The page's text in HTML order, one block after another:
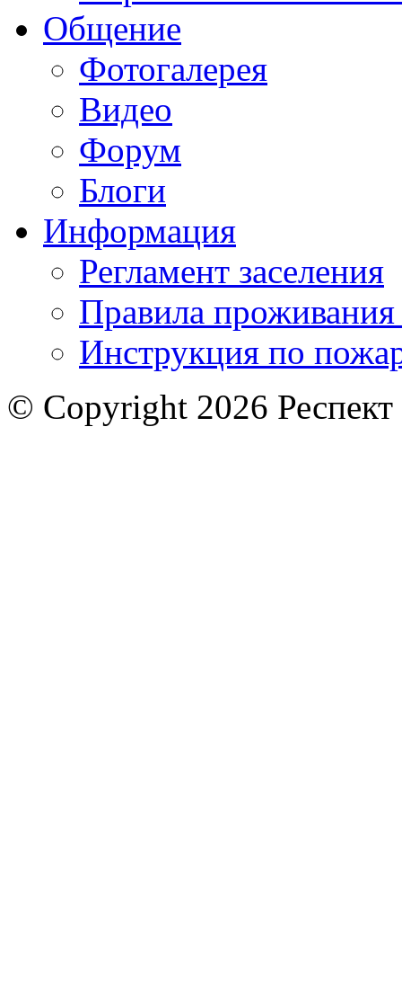
Общение
Фотогалерея
Видео
Форум
Блоги
Информация
Регламент заселения
Правила
Инструкция по
© Copyright 2026 Респект